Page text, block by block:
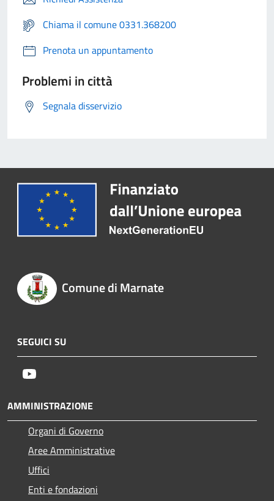
Chiama il comune 0331.368200
Prenota un appuntamento
Problemi in città
Segnala disservizio
Comune di Marnate
SEGUICI SU
AMMINISTRAZIONE
Organi di Governo
Aree Amministrative
Uffici
Enti e fondazioni